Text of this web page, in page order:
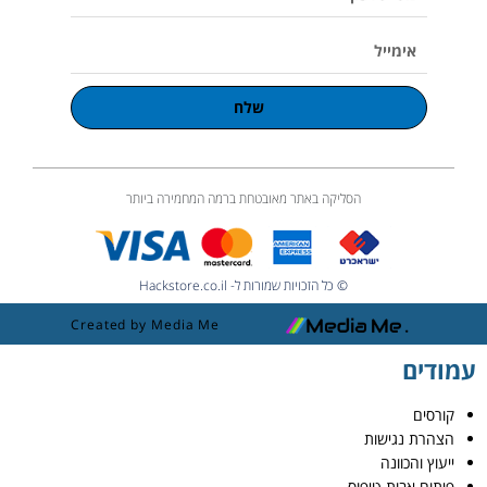
שלח
הסליקה באתר מאובטחת ברמה המחמירה ביותר
© כל הזכויות שמורות ל- Hackstore.co.il
Created by Media Me
עמודים
קורסים
הצהרת נגישות
ייעוץ והכוונה